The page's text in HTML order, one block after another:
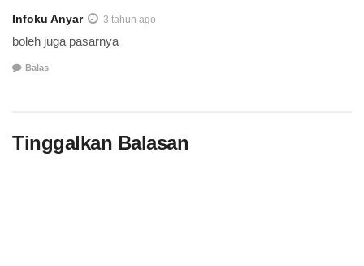
Infoku Anyar 3 tahun ago
boleh juga pasarnya
Balas
Tinggalkan Balasan